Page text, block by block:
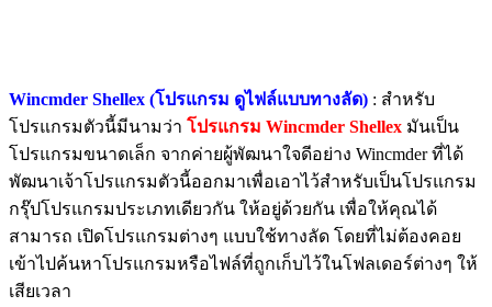
Wincmder Shellex (โปรแกรม ดูไฟล์แบบทางลัด) : สำหรับ
โปรแกรมตัวนี้มีนามว่า โปรแกรม Wincmder Shellex มันเป็น
โปรแกรมขนาดเล็ก จากค่ายผู้พัฒนาใจดีอย่าง Wincmder ที่ได้
พัฒนาเจ้าโปรแกรมตัวนี้ออกมาเพื่อเอาไว้สำหรับเป็นโปรแกรม
กรุ๊ปโปรแกรมประเภทเดียวกัน ให้อยู่ด้วยกัน เพื่อให้คุณได้
สามารถ เปิดโปรแกรมต่างๆ แบบใช้ทางลัด โดยที่ไม่ต้องคอย
เข้าไปค้นหาโปรแกรมหรือไฟล์ที่ถูกเก็บไว้ในโฟลเดอร์ต่างๆ ให้
เสียเวลา